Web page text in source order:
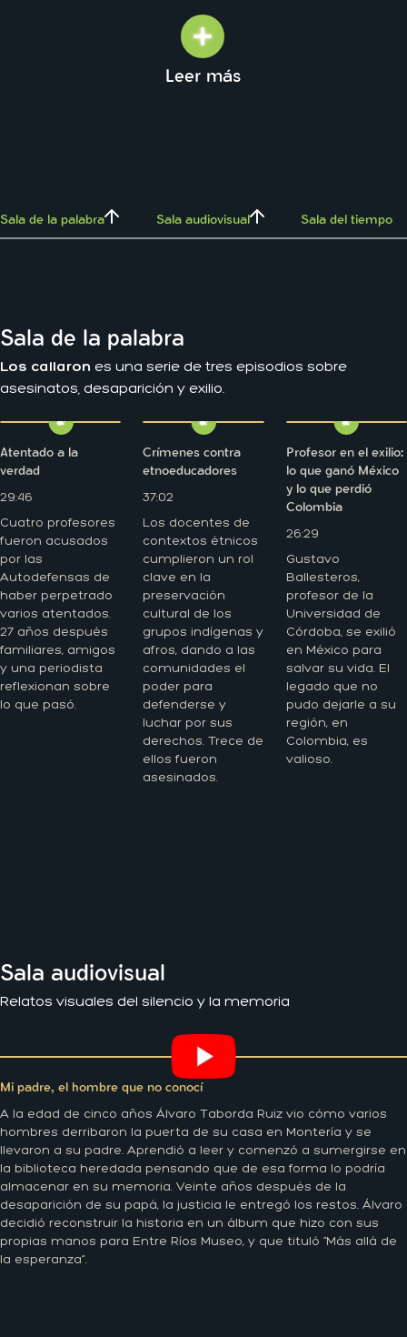
Leer más
Sala de la palabra Sala audiovisual Sala del tiempo
Sala de la palabra
Los callaron es una serie de tres episodios sobre
asesinatos, desaparición y exilio.
Atentado a la
verdad
29:46
Cuatro profesores
fueron acusados
por las
Autodefensas de
haber perpetrado
varios atentados.
27 años después
familiares, amigos
y una periodista
reflexionan sobre
lo que pasó.
Crímenes contra
etnoeducadores
37:02
Los docentes de
contextos étnicos
cumplieron un rol
clave en la
preservación
cultural de los
grupos indígenas y
afros, dando a las
comunidades el
poder para
defenderse y
luchar por sus
derechos. Trece de
ellos fueron
asesinados.
Profesor en el exilio:
lo que ganó México
y lo que perdió
Colombia
26:29
Gustavo
Ballesteros,
profesor de la
Universidad de
Córdoba, se exilió
en México para
salvar su vida. El
legado que no
pudo dejarle a su
región, en
Colombia, es
valioso.
Sala audiovisual
Relatos visuales del silencio y la memoria
Mi padre, el hombre que no conocí
A la edad de cinco años Álvaro Taborda Ruiz vio cómo varios
hombres derribaron la puerta de su casa en Montería y se
llevaron a su padre. Aprendió a leer y comenzó a sumergirse en
la biblioteca heredada pensando que de esa forma lo podría
almacenar en su memoria. Veinte años después de la
desaparición de su papá, la justicia le entregó los restos. Álvaro
decidió reconstruir la historia en un álbum que hizo con sus
propias manos para Entre Ríos Museo, y que tituló “Más allá de
la esperanza”.